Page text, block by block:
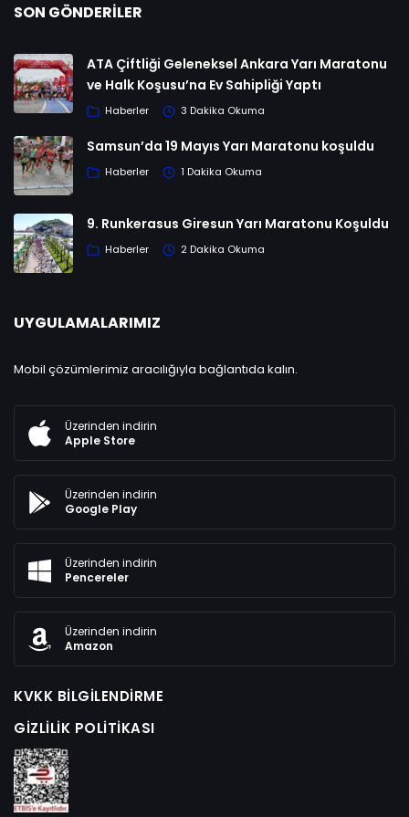
SON GÖNDERILER
ATA Çiftliği Geleneksel Ankara Yarı Maratonu
ve Halk Koşusu’na Ev Sahipliği Yaptı
Haberler 3 Dakika Okuma
Samsun’da 19 Mayıs Yarı Maratonu koşuldu
Haberler 1 Dakika Okuma
9. Runkerasus Giresun Yarı Maratonu Koşuldu
Haberler 2 Dakika Okuma
UYGULAMALARIMIZ
Mobil çözümlerimiz aracılığıyla bağlantıda kalın.
Üzerinden indirin
Apple Store
Üzerinden indirin
Google Play
Üzerinden indirin
Pencereler
Üzerinden indirin
Amazon
KVKK BILGILENDIRME
GIZLILIK POLITIKASI